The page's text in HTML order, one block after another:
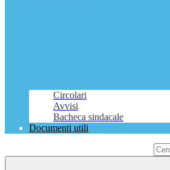
Circolari
Avvisi
Bacheca sindacale
Documenti utili